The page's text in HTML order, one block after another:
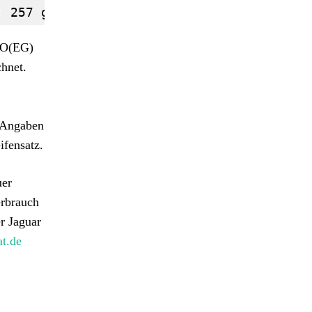
257 g/km - Jaguar I-PACE EV400: 0 g/
Jaguar